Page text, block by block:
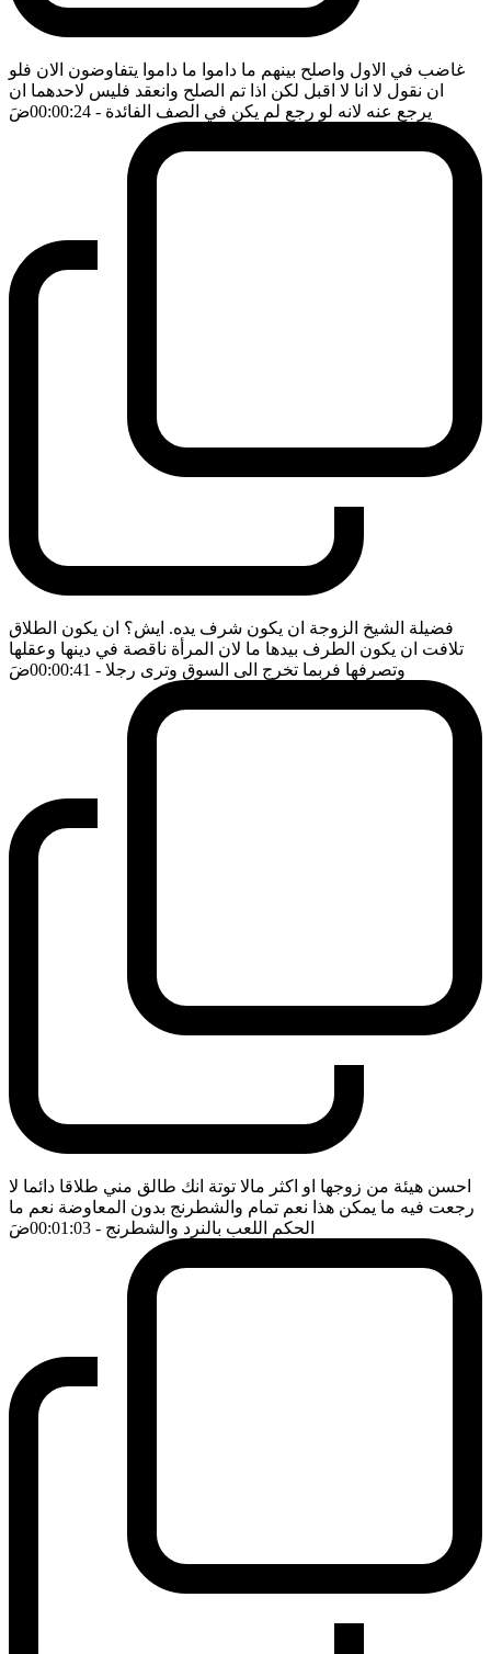
غاضب في الاول واصلح بينهم ما داموا ما داموا يتفاوضون الان فلو
ان نقول لا انا لا اقبل لكن اذا تم الصلح وانعقد فليس لاحدهما ان
يرجع عنه لانه لو رجع لم يكن في الصف الفائدة - 00:00:24 ضَ
فضيلة الشيخ الزوجة ان يكون شرف يده. ايش؟ ان يكون الطلاق
تلافت ان يكون الطرف بيدها ما لان المرأة ناقصة في دينها وعقلها
وتصرفها فربما تخرج الى السوق وترى رجلا - 00:00:41 ضَ
احسن هيئة من زوجها او اكثر مالا توتة انك طالق مني طلاقا دائما لا
رجعت فيه ما يمكن هذا نعم تمام والشطرنج بدون المعاوضة نعم ما
الحكم اللعب بالنرد والشطرنج - 00:01:03 ضَ